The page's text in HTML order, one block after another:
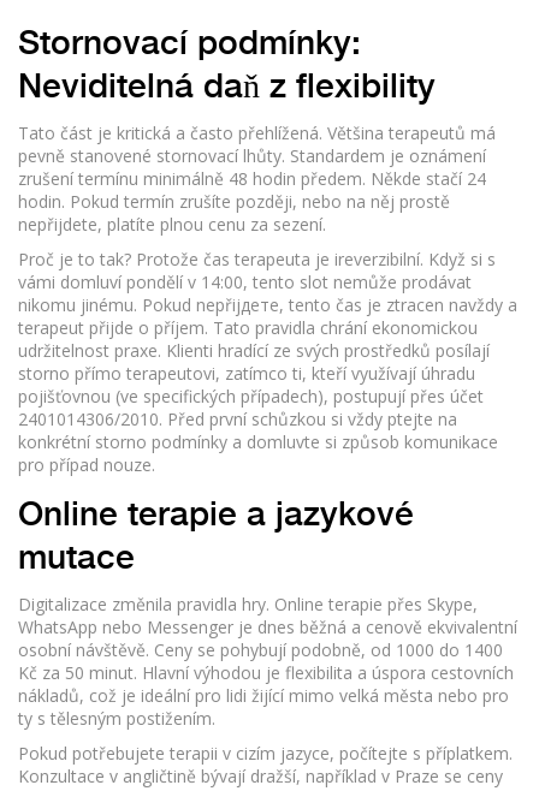
Stornovací podmínky:
Neviditelná daň z flexibility
Tato část je kritická a často přehlížená. Většina terapeutů má
pevně stanovené stornovací lhůty. Standardem je oznámení
zrušení termínu minimálně 48 hodin předem. Někde stačí 24
hodin. Pokud termín zrušíte později, nebo na něj prostě
nepřijdete, platíte plnou cenu za sezení.
Proč je to tak? Protože čas terapeuta je ireverzibilní. Když si s
vámi domluví pondělí v 14:00, tento slot nemůže prodávat
nikomu jinému. Pokud nepřijдете, tento čas je ztracen navždy a
terapeut přijde o příjem. Tato pravidla chrání ekonomickou
udržitelnost praxe. Klienti hradící ze svých prostředků posílají
storno přímo terapeutovi, zatímco ti, kteří využívají úhradu
pojišťovnou (ve specifických případech), postupují přes účet
2401014306/2010. Před první schůzkou si vždy ptejte na
konkrétní storno podmínky a domluvte si způsob komunikace
pro případ nouze.
Online terapie a jazykové
mutace
Digitalizace změnila pravidla hry. Online terapie přes Skype,
WhatsApp nebo Messenger je dnes běžná a cenově ekvivalentní
osobní návštěvě. Ceny se pohybují podobně, od 1000 do 1400
Kč za 50 minut. Hlavní výhodou je flexibilita a úspora cestovních
nákladů, což je ideální pro lidi žijící mimo velká města nebo pro
ty s tělesným postižením.
Pokud potřebujete terapii v cizím jazyce, počítejte s příplatkem.
Konzultace v angličtině bývají dražší, například v Praze se ceny